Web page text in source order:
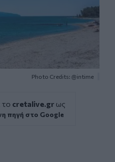
Photo Credits: @intime
cretalive.gr ως
πηγή στο Google